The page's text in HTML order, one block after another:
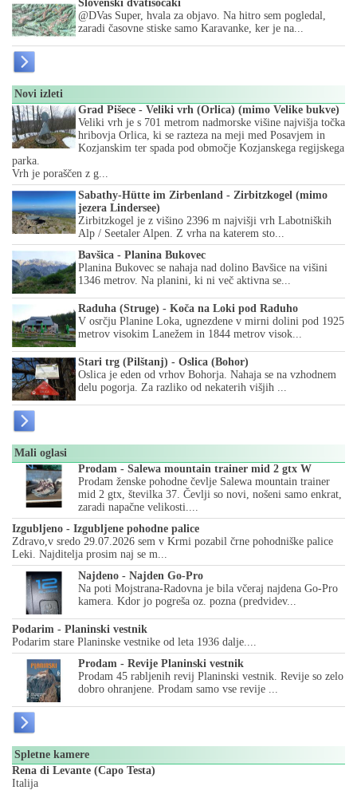
Slovenski dvatisočaki
@DVas Super, hvala za objavo. Na hitro sem pogledal,
zaradi časovne stiske samo Karavanke, ker je na...
Novi izleti
Grad Pišece - Veliki vrh (Orlica) (mimo Velike bukve)
Veliki vrh je s 701 metrom nadmorske višine najvišja točka
hribovja Orlica, ki se razteza na meji med Posavjem in
Kozjanskim ter spada pod območje Kozjanskega regijskega
parka.
Vrh je poraščen z g...
Sabathy-Hütte im Zirbenland - Zirbitzkogel (mimo
jezera Lindersee)
Zirbitzkogel je z višino 2396 m najvišji vrh Labotniških
Alp / Seetaler Alpen. Z vrha na katerem sto...
Bavšica - Planina Bukovec
Planina Bukovec se nahaja nad dolino Bavšice na višini
1346 metrov. Na planini, ki ni več aktivna se...
Raduha (Struge) - Koča na Loki pod Raduho
V osrčju Planine Loka, ugnezdene v mirni dolini pod 1925
metrov visokim Lanežem in 1844 metrov visok...
Stari trg (Pilštanj) - Oslica (Bohor)
Oslica je eden od vrhov Bohorja. Nahaja se na vzhodnem
delu pogorja. Za razliko od nekaterih višjih ...
Mali oglasi
Prodam - Salewa mountain trainer mid 2 gtx W
Prodam ženske pohodne čevlje Salewa mountain trainer
mid 2 gtx, številka 37. Čevlji so novi, nošeni samo enkrat,
zaradi napačne velikosti....
Izgubljeno - Izgubljene pohodne palice
Zdravo,v sredo 29.07.2026 sem v Krmi pozabil črne pohodniške palice
Leki. Najditelja prosim naj se m...
Najdeno - Najden Go-Pro
Na poti Mojstrana-Radovna je bila včeraj najdena Go-Pro
kamera. Kdor jo pogreša oz. pozna (predvidev...
Podarim - Planinski vestnik
Podarim stare Planinske vestnike od leta 1936 dalje....
Prodam - Revije Planinski vestnik
Prodam 45 rabljenih revij Planinski vestnik. Revije so zelo
dobro ohranjene. Prodam samo vse revije ...
Spletne kamere
Rena di Levante (Capo Testa)
Italija